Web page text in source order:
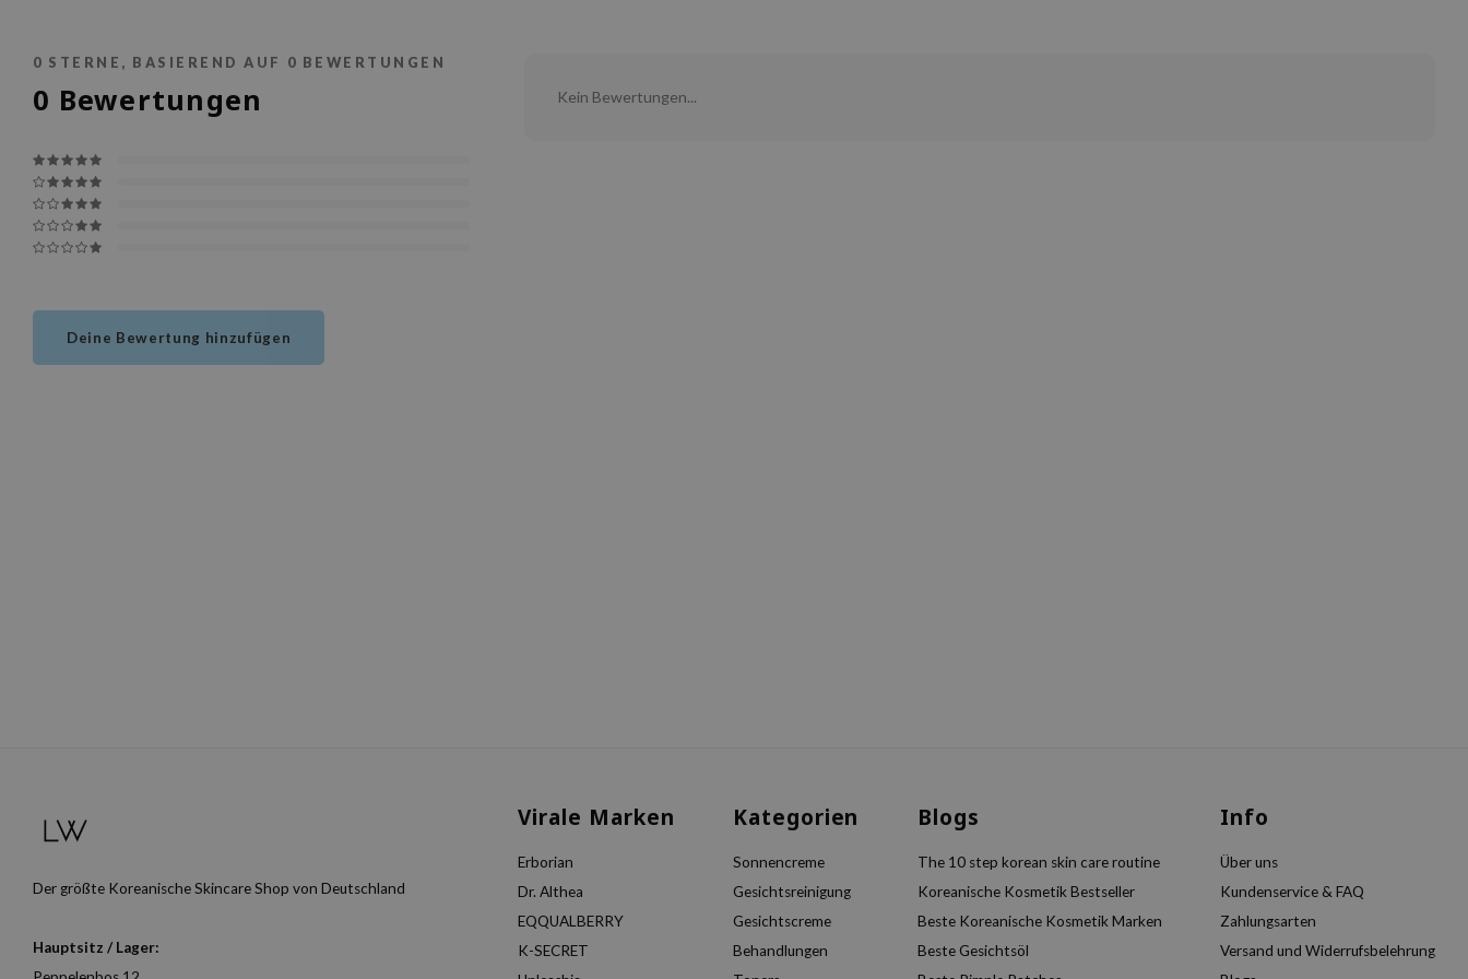
0 STERNE, BASIEREND AUF 0 BEWERTUNGEN
0 Bewertungen
Deine Bewertung hinzufügen
Kein Bewertungen...
Der größte Koreanische Skincare Shop von Deutschland
Hauptsitz / Lager:
Virale Marken
Erborian
Dr. Althea
EQQUALBERRY
K-SECRET
Kategorien
Sonnencreme
Gesichtsreinigung
Gesichtscreme
Behandlungen
Blogs
The 10 step korean skin care routine
Koreanische Kosmetik Bestseller
Beste Koreanische Kosmetik Marken
Beste Gesichtsöl
Info
Über uns
Kundenservice & FAQ
Zahlungsarten
Versand und Widerrufsbelehrung